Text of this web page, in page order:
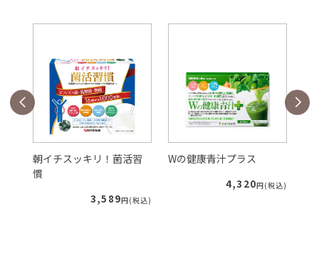
朝イチスッキリ！菌活習
慣
3,589円(税込)
Wの健康青汁プラス
4,320円(税込)